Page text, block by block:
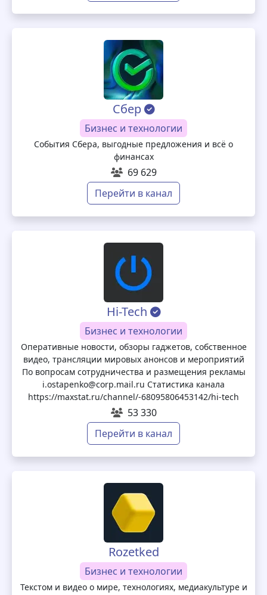
Сбер
Бизнес и технологии
События Сбера, выгодные предложения и всё о
финансах
69 629
Перейти в канал
Hi-Tech
Бизнес и технологии
Оперативные новости, обзоры гаджетов, собственное
видео, трансляции мировых анонсов и мероприятий
По вопросам сотрудничества и размещения рекламы
i.ostapenko@corp.mail.ru Статистика канала
https://maxstat.ru/channel/-68095806453142/hi-tech
53 330
Перейти в канал
Rozetked
Бизнес и технологии
Текстом и видео о мире, технологиях, медиакультуре и